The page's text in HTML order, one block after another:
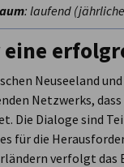
: laufend
Neuseeland
Netzwerks,
Die Dialoge sind
für die
verfolgt